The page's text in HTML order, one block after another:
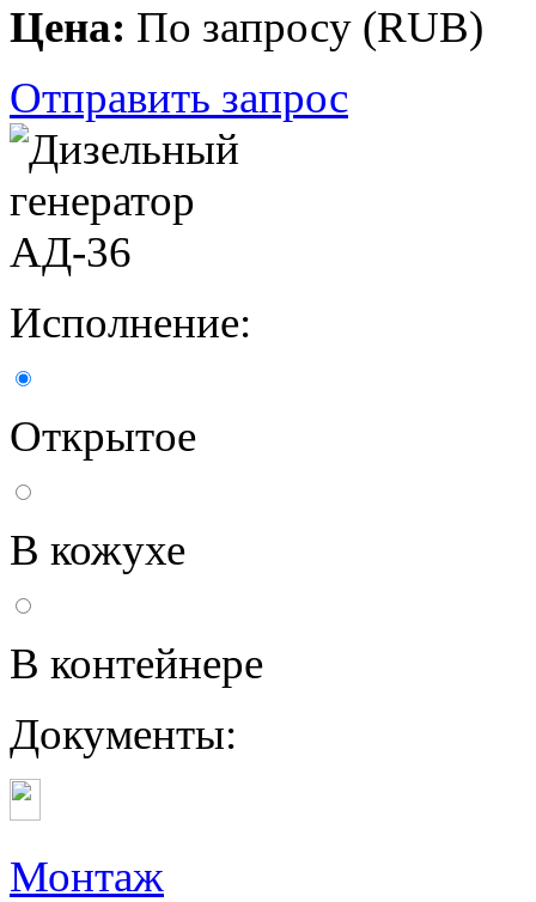
Цена: По запросу (RUB)
Отправить запрос
Исполнение:
Открытое
В кожухе
В контейнере
Документы:
Монтаж